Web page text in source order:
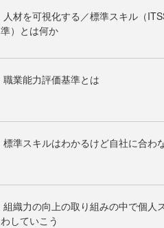
人材を可視化する／標準スキル（
準）とは何か
職業能力評価基準とは
標準スキルはわかるけど自社に合わ
組織力の向上の取り組みの中で個人
わしていこう